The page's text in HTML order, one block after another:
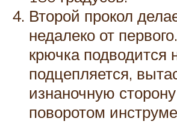
Второй прокол
недалеко от
крючка подводится
подцепляется,
изнаночную
поворотом